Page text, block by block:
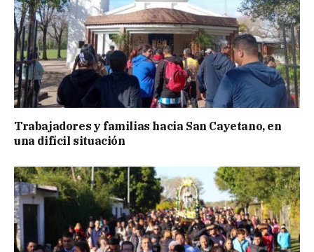
Trabajadores y familias hacia San Cayetano, en
una difícil situación